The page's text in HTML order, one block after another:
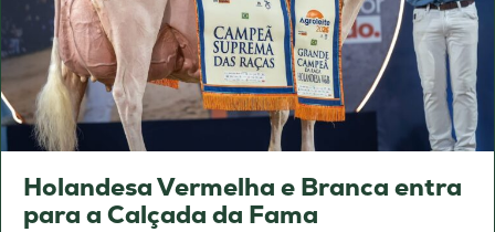
Holandesa Vermelha e Branca entra
para a Calçada da Fama